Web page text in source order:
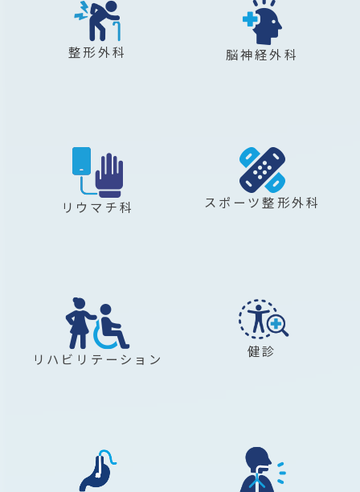
整形外科 脳神経外科
リウマチ科 スポーツ整形外科
リハビリテーション 健診